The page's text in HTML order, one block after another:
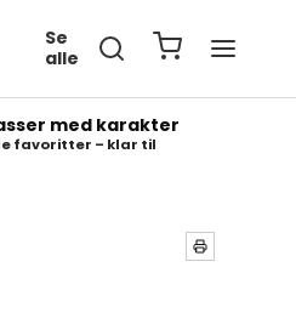
Se
alle
med karakter
favoritter – klar til